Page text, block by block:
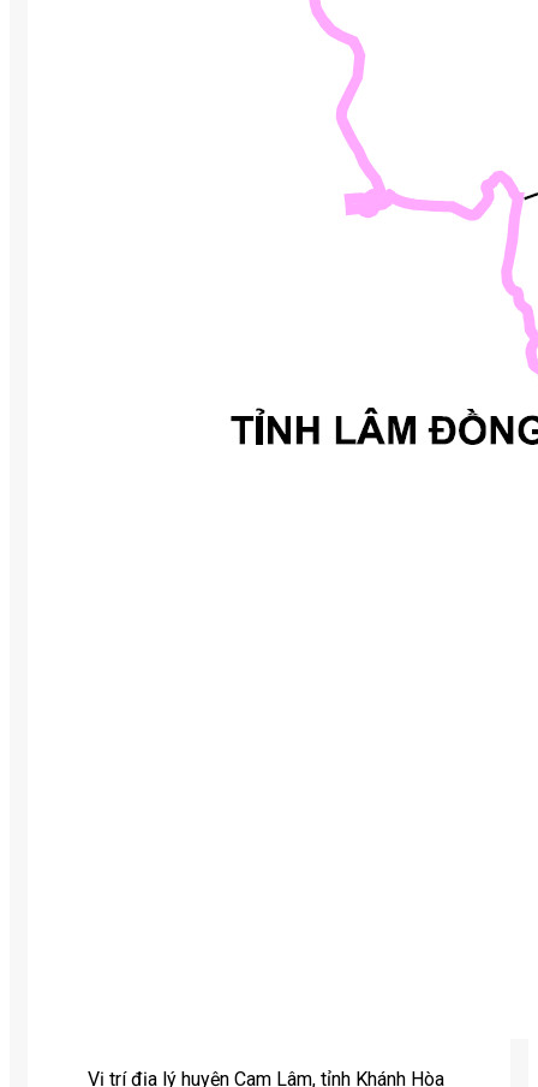
Vị trí địa lý huyện Cam Lâm, tỉnh Khánh Hòa